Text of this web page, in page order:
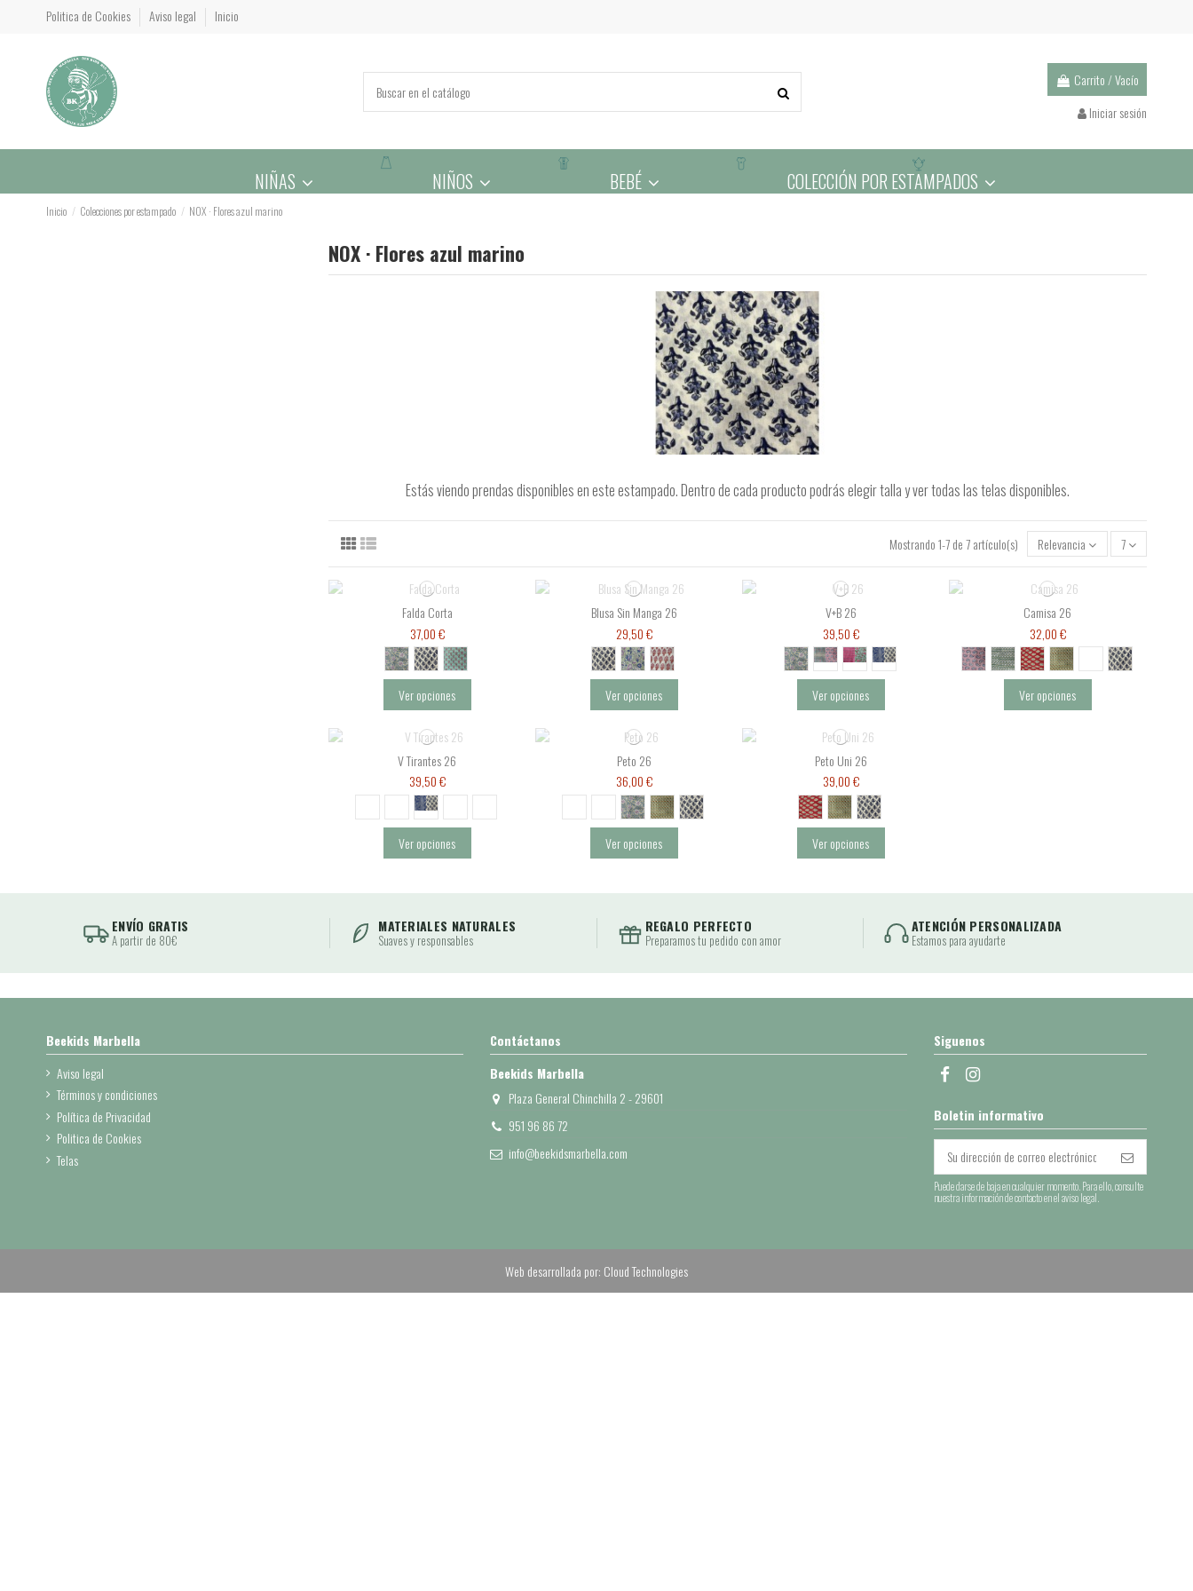
Politica de Cookies Aviso legal Inicio
Carrito/Vacío
Iniciar sesión
NIÑAS NIÑOS BEBÉ COLECCIÓN POR ESTAMPADOS
Inicio Colecciones por estampado NOX · Flores azul marino
NOX · Flores azul marino
Estás viendo prendas disponibles en este estampado. Dentro de cada producto podrás elegir talla y ver todas las telas disponibles.
Mostrando 1-7 de 7 artículo(s) Relevancia 7
Falda Corta
37,00 €
Ver opciones
Blusa Sin Manga 26
29,50 €
Ver opciones
V+B 26
39,50 €
Ver opciones
Camisa 26
32,00 €
Ver opciones
V Tirantes 26
39,50 €
Ver opciones
Peto 26
36,00 €
Ver opciones
Peto Uni 26
39,00 €
Ver opciones
ENVÍO GRATIS
A partir de 80€
MATERIALES NATURALES
Suaves y responsables
REGALO PERFECTO
Preparamos tu pedido con amor
ATENCIÓN PERSONALIZADA
Estamos para ayudarte
Beekids Marbella
Aviso legal
Términos y condiciones
Política de Privacidad
Politica de Cookies
Telas
Contáctanos
Beekids Marbella
Plaza General Chinchilla 2 - 29601
951 96 86 72
info@beekidsmarbella.com
Siguenos
Boletin informativo
Puede darse de baja en cualquier momento. Para ello, consulte
nuestra información de contacto en el aviso legal.
Web desarrollada por: Cloud Technologies